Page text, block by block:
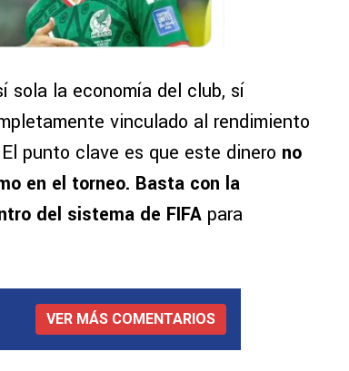
sola la economía del club, sí
vinculado al rendimiento
punto clave es que este dinero no
en el torneo. Basta con la
del sistema de FIFA para
VER MÁS COMENTARIOS